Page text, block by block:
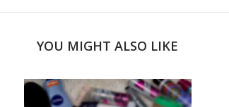
YOU MIGHT ALSO LIKE